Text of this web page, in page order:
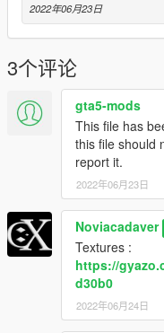
2022年06月23日
3个评论
gta5-mods
This file has
this file should
report it.
2022年06月23日
Noviacadaver
Textures :
https://
d30b0
2022年06月24日